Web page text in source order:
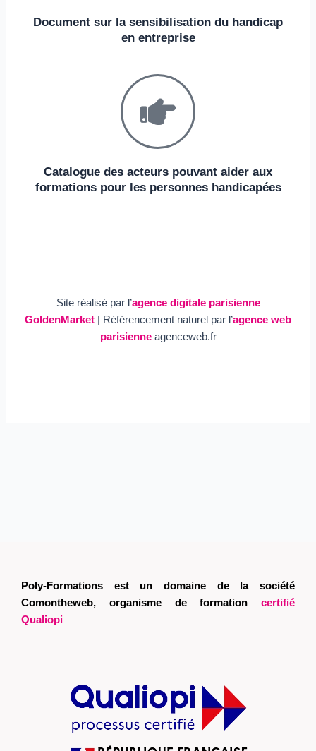
Document sur la sensibilisation du handicap
en entreprise
Catalogue des acteurs pouvant aider aux
formations pour les personnes handicapées
Site réalisé par l’agence digitale parisienne
GoldenMarket | Référencement naturel par l’agence web
parisienneagenceweb.fr
Poly-Formations est un domaine de la société
Comontheweb, organisme de formation certifié
Qualiopi